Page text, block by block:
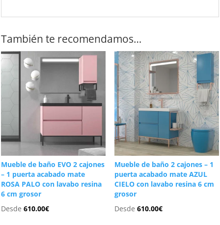
También te recomendamos…
Mueble de baño EVO 2 cajones
– 1 puerta acabado mate
ROSA PALO con lavabo resina
6 cm grosor
Desde610.00€
Mueble de baño 2 cajones – 1
puerta acabado mate AZUL
CIELO con lavabo resina 6 cm
grosor
Desde 610.00€